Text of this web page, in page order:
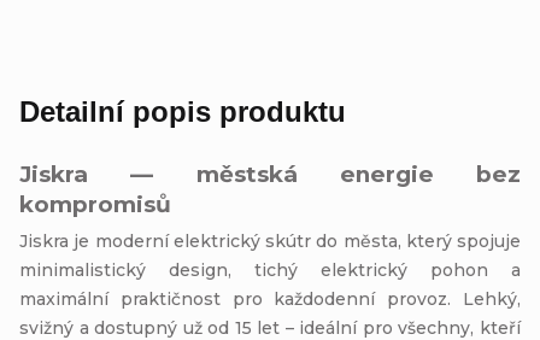
Detailní popis produktu
Jiskra — městská energie bez
kompromisů
Jiskra je moderní elektrický skútr do města, který spojuje
minimalistický design, tichý elektrický pohon a
maximální praktičnost pro každodenní provoz. Lehký,
svižný a dostupný už od 15 let – ideální pro všechny, kteří